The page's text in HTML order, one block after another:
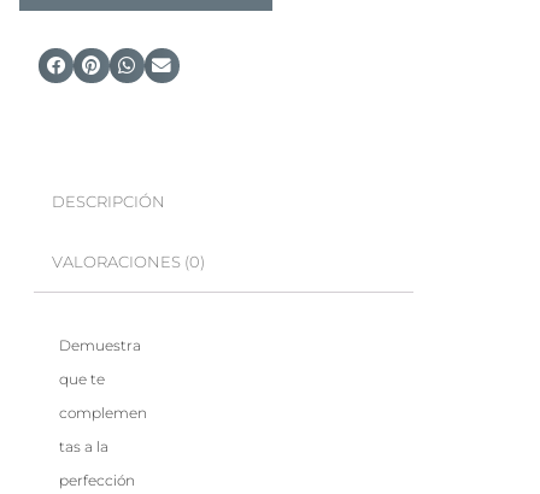
DESCRIPCIÓN
VALORACIONES (0)
Demuestra
que te
complemen
tas a la
perfección